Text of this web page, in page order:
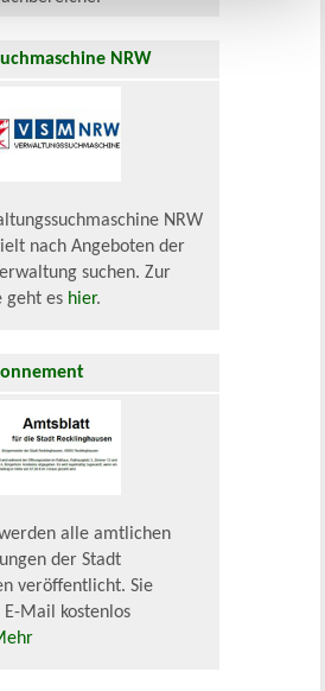
NRW
NRW
nach Angeboten der
suchen. Zur
geht es hier.
alle amtlichen
der Stadt
veröffentlicht. Sie
E-Mail kostenlos